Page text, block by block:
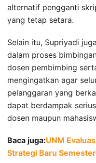
alternatif pengganti
yang tetap setara.
Selain itu, Supriyadi
dalam proses
dosen pembimbing
mengingatkan agar
pelanggaran yang
dapat berdampak
dosen maupun
Baca juga:UNM
Strategi Baru